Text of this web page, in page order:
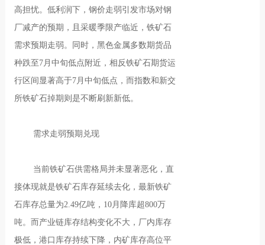
高担忧。低利润下，钢价走弱引发市场对钢
厂减产的预期，且采暖季限产临近，铁矿石
需求预期走弱。同时，黑色金属多数期货品
种跌至7月中旬低点附近，相反铁矿石期货运
行区间显著高于7月中旬低点，而指数和新交
所铁矿石掉期则是不断刷新新低。
需求走弱预期兑现
当前铁矿石供需格局并未显著恶化，直
接体现就是铁矿石库存延续去化，最新铁矿
石库存总量为2.49亿吨，10月降库超800万
吨。而产业链库存结构变化不大，厂内库存
极低，港口库存持续下降，内矿库存高位平